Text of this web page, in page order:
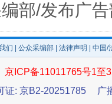
部/发布广
们 公众采编部 法律声明 | 中国
京ICP备11011765号1至
证: 京B2-20251785
广